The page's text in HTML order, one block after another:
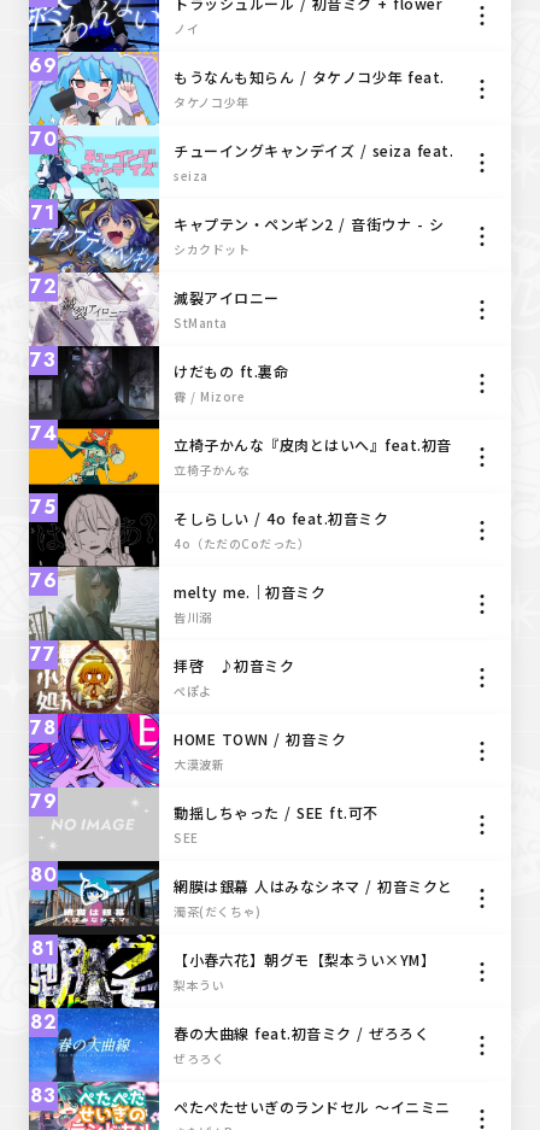
ノイ
69
もうなんも知らん / タケノコ少年 feat.
初音ミク
タケノコ少年
70
チューイングキャンデイズ / seiza feat.
初音ミク
seiza
71
キャプテン・ペンギン2 / 音街ウナ - シ
カクドット
シカクドット
72 滅裂アイロニー
StManta
73 けだもの ft.裏命
霄 / Mizore
74
立椅子かんな『皮肉とはいへ』feat.初音
ミク
立椅子かんな
75 そしらしい / 4o feat.初音ミク
4o（ただのCoだった）
76 melty me.｜初音ミク
皆川溺
77 拝啓 ♪初音ミク
ぺぽよ
78 HOME TOWN / 初音ミク
大漠波新
79 動揺しちゃった / SEE ft.可不
SEE
80
網膜は銀幕 人はみなシネマ / 初音ミクと
知声
濁茶(だくちゃ)
81 【小春六花】朝グモ【梨本うい×YM】
梨本うい
82 春の大曲線 feat.初音ミク / ぜろろく
ぜろろく
83
ぺたぺたせいぎのランドセル ～イニミニ